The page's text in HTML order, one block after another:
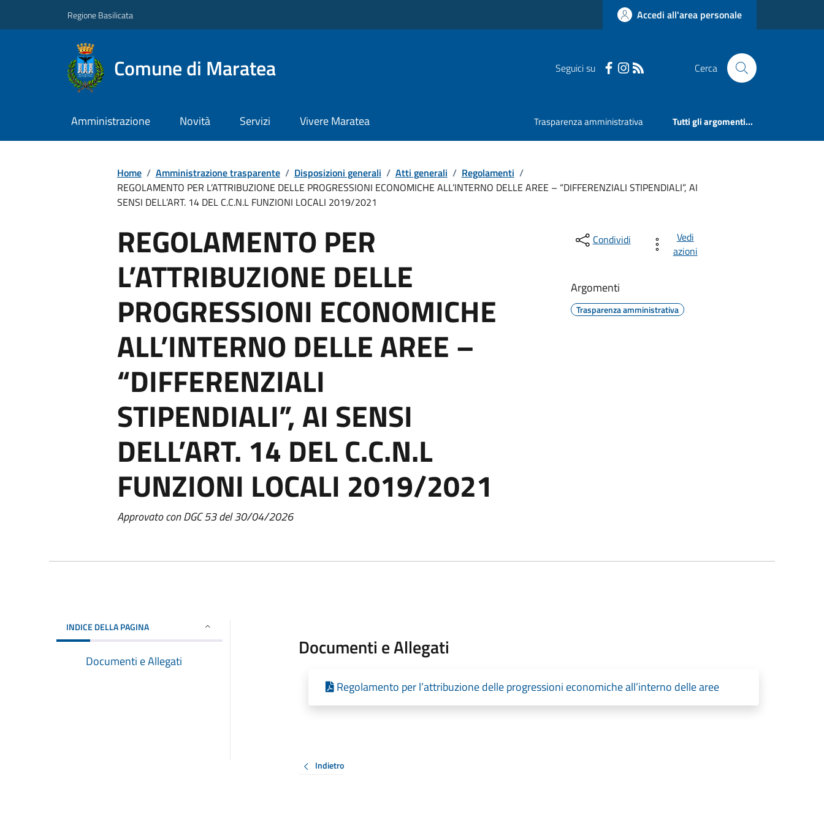
Regione Basilicata Accedi all'area personale
Comune di Maratea Seguici su Cerca
Amministrazione Novità Servizi Vivere Maratea Trasparenza amministrativa Tutti gli argomenti...
Home / Amministrazione trasparente / Disposizioni generali / Atti generali / Regolamenti /
REGOLAMENTO PER L’ATTRIBUZIONE DELLE PROGRESSIONI ECONOMICHE ALL’INTERNO DELLE AREE – “DIFFERENZIALI STIPENDIALI”, AI
SENSI DELL’ART. 14 DEL C.C.N.L FUNZIONI LOCALI 2019/2021
REGOLAMENTO PER
L’ATTRIBUZIONE DELLE
PROGRESSIONI ECONOMICHE
ALL’INTERNO DELLE AREE –
“DIFFERENZIALI
STIPENDIALI”, AI SENSI
DELL’ART. 14 DEL C.C.N.L
FUNZIONI LOCALI 2019/2021
Approvato con DGC 53 del 30/04/2026
Condividi
Vedi
azioni
Argomenti
Trasparenza amministrativa
INDICE DELLA PAGINA
Documenti e Allegati
Documenti e Allegati
Regolamento per l’attribuzione delle progressioni economiche all’interno delle aree
Indietro